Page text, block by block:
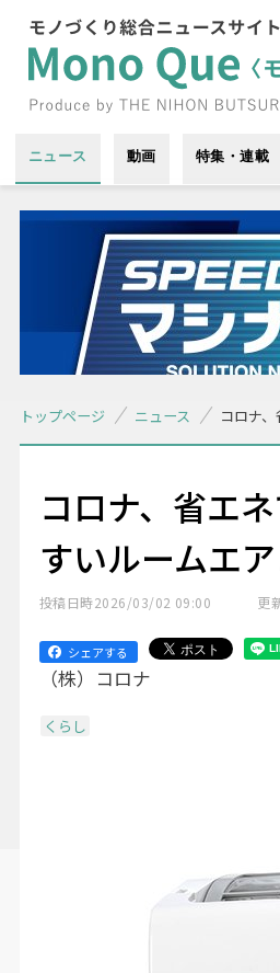
ニュース 動画 特集・連載
トップページ ニュース コロナ
コロナ、省エ
すいルームエ
投稿日時2026/03/02 09:00 更
シェアする
（株）コロナ
くらし